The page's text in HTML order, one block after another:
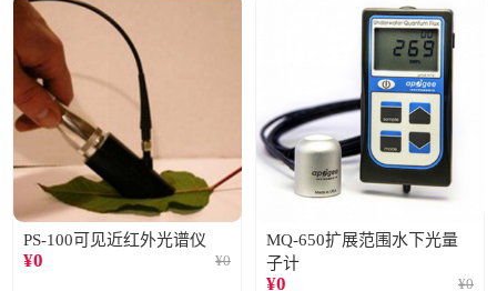
PS-100可见近红外光谱仪
¥0 ¥0
MQ-650扩展范围水下光量
子计
¥0 ¥0